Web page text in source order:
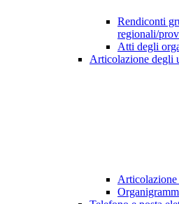
Rendiconti
regionali/
Atti degli
Articolazione degli